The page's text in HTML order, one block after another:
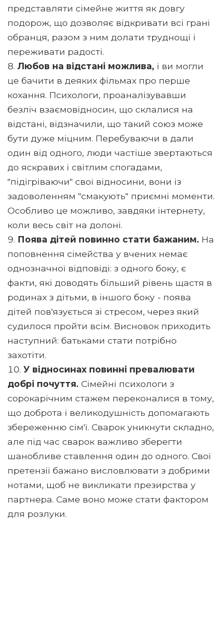
представляти сімейне життя як довгу
подорож, що дозволяє відкривати всі грані
обранця, разом з ним долати труднощі і
переживати радості.
Любов на відстані можлива, і ви могли
це бачити в деяких фільмах про перше
кохання. Психологи, проаналізувавши
безліч взаємовідносин, що склалися на
відстані, відзначили, що такий союз може
бути дуже міцним. Перебуваючи в дали
один від одного, люди частіше звертаються
до яскравих і світлим спогадами,
"підігріваючи" свої відносини, вони із
задоволенням "смакують" приємні моменти.
Особливо це можливо, завдяки інтернету,
коли весь світ на долоні.
Поява дітей повинно стати бажаним. На
поповнення сімейства у вчених немає
однозначної відповіді: з одного боку, є
факти, які доводять більший рівень щастя в
родинах з дітьми, в іншого боку - поява
дітей пов'язується зі стресом, через який
судилося пройти всім. Висновок приходить
наступний: батьками стати потрібно
захотіти.
У відносинах повинні превалювати
добрі почуття. Сімейні психологи з
сорокарічним стажем переконалися в тому,
що доброта і великодушність допомагають
збереженню сім'ї. Сварок уникнути складно,
але під час сварок важливо зберегти
шанобливе ставлення один до одного. Свої
претензії бажано висловлювати з добрими
нотами, щоб не викликати презирства у
партнера. Саме воно може стати фактором
для розлуки.